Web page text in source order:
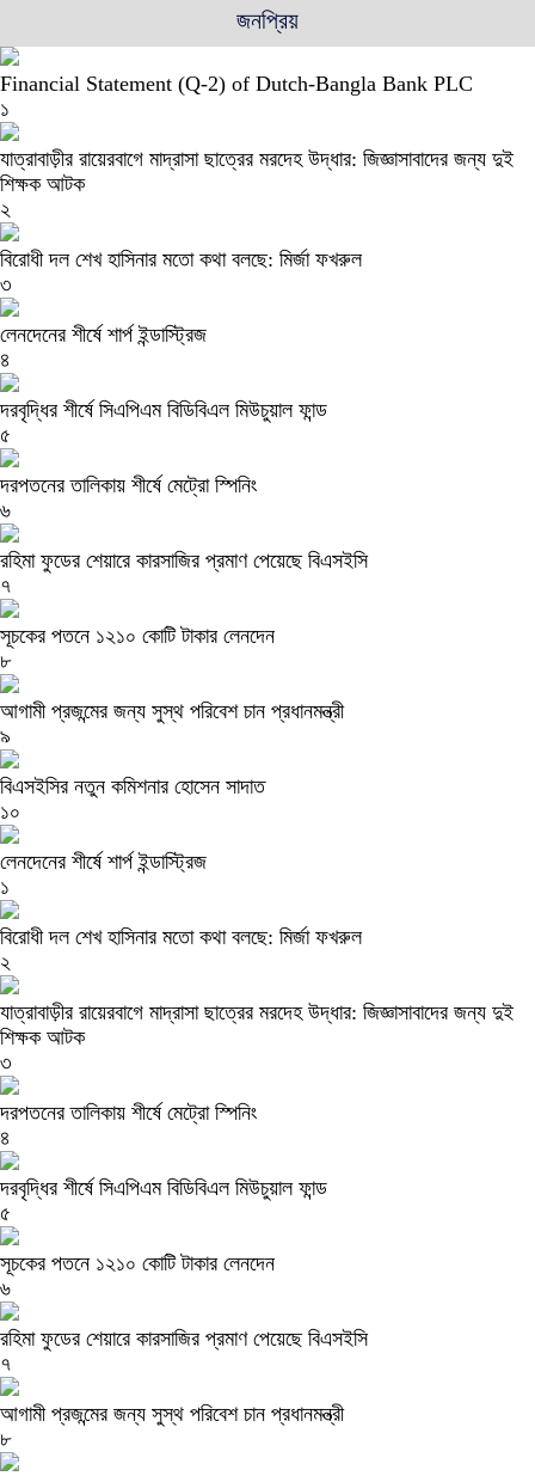
জনপ্রিয়
Financial Statement (Q-2) of Dutch-Bangla Bank PLC
১
যাত্রাবাড়ীর রায়েরবাগে মাদ্রাসা ছাত্রের মরদেহ উদ্ধার: জিজ্ঞাসাবাদের জন্য দুই
শিক্ষক আটক
২
বিরোধী দল শেখ হাসিনার মতো কথা বলছে: মির্জা ফখরুল
৩
লেনদেনের শীর্ষে শার্প ইন্ডাস্ট্রিজ
৪
দরবৃদ্ধির শীর্ষে সিএপিএম বিডিবিএল মিউচুয়াল ফান্ড
৫
দরপতনের তালিকায় শীর্ষে মেট্রো স্পিনিং
৬
রহিমা ফুডের শেয়ারে কারসাজির প্রমাণ পেয়েছে বিএসইসি
৭
সূচকের পতনে ১২১০ কোটি টাকার লেনদেন
৮
আগামী প্রজন্মের জন্য সুস্থ পরিবেশ চান প্রধানমন্ত্রী
৯
বিএসইসির নতুন কমিশনার হোসেন সাদাত
১০
লেনদেনের শীর্ষে শার্প ইন্ডাস্ট্রিজ
১
বিরোধী দল শেখ হাসিনার মতো কথা বলছে: মির্জা ফখরুল
২
যাত্রাবাড়ীর রায়েরবাগে মাদ্রাসা ছাত্রের মরদেহ উদ্ধার: জিজ্ঞাসাবাদের জন্য দুই
শিক্ষক আটক
৩
দরপতনের তালিকায় শীর্ষে মেট্রো স্পিনিং
৪
দরবৃদ্ধির শীর্ষে সিএপিএম বিডিবিএল মিউচুয়াল ফান্ড
৫
সূচকের পতনে ১২১০ কোটি টাকার লেনদেন
৬
রহিমা ফুডের শেয়ারে কারসাজির প্রমাণ পেয়েছে বিএসইসি
৭
আগামী প্রজন্মের জন্য সুস্থ পরিবেশ চান প্রধানমন্ত্রী
৮